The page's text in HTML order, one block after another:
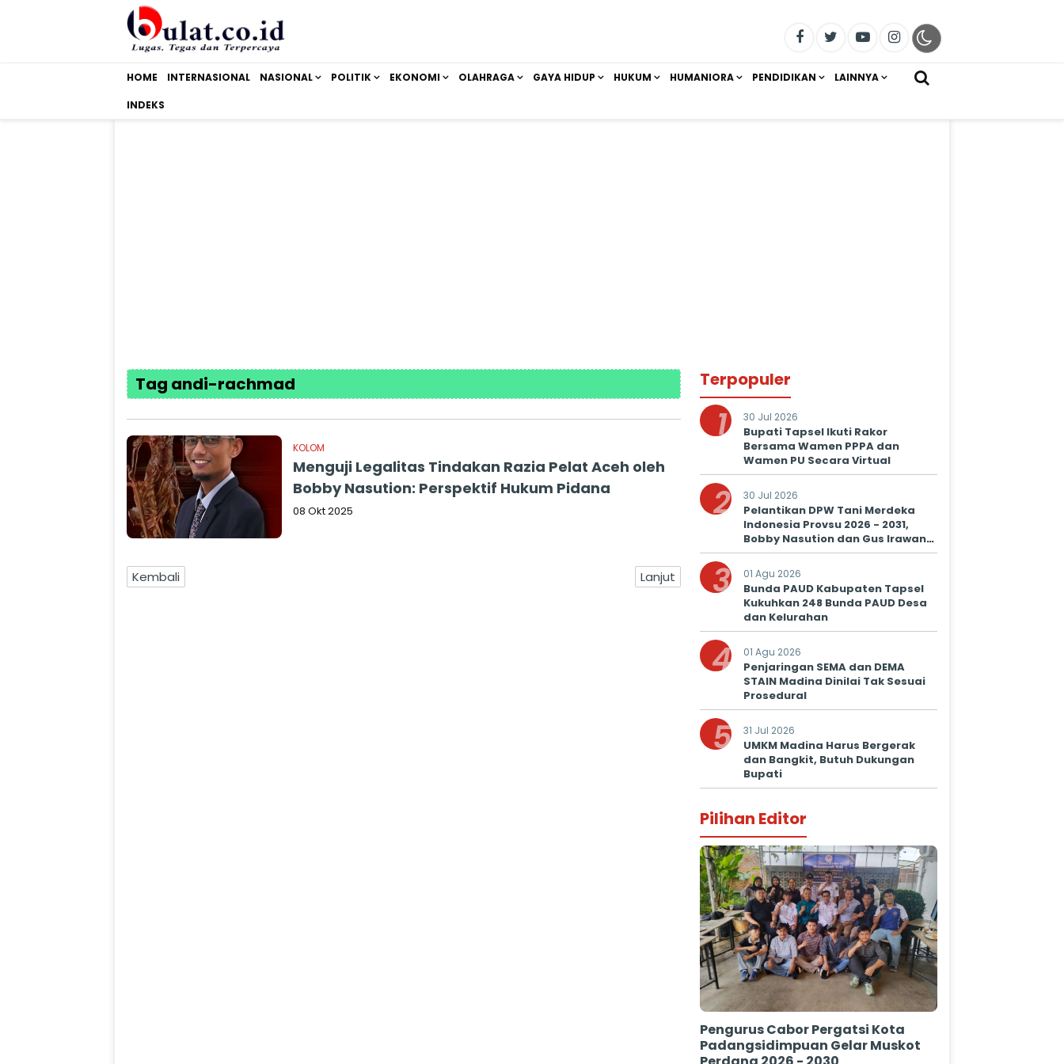
HOME INTERNASIONAL NASIONAL POLITIK EKONOMI OLAHRAGA GAYA HIDUP HUKUM HUMANIORA PENDIDIKAN LAINNYA
INDEKS
Tag andi-rachmad
KOLOM
Menguji Legalitas Tindakan Razia Pelat Aceh oleh
Bobby Nasution: Perspektif Hukum Pidana
08 Okt 2025
Kembali Lanjut
Terpopuler
1 30 Jul 2026
Bupati Tapsel Ikuti Rakor
Bersama Wamen PPPA dan
Wamen PU Secara Virtual
2 30 Jul 2026
Pelantikan DPW Tani Merdeka
Indonesia Provsu 2026 - 2031,
Bobby Nasution dan Gus Irawan
Serukan Kolaborasi Wujudkan
Ketapang dan Kesejahteraan
Petani
3 01 Agu 2026
Bunda PAUD Kabupaten Tapsel
Kukuhkan 248 Bunda PAUD Desa
dan Kelurahan
4 01 Agu 2026
Penjaringan SEMA dan DEMA
STAIN Madina Dinilai Tak Sesuai
Prosedural
5 31 Jul 2026
UMKM Madina Harus Bergerak
dan Bangkit, Butuh Dukungan
Bupati
Pilihan Editor
Pengurus Cabor Pergatsi Kota
Padangsidimpuan Gelar Muskot